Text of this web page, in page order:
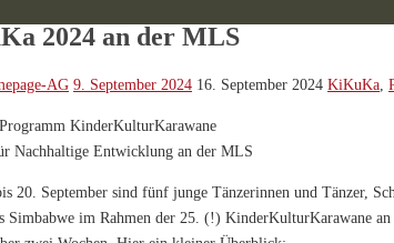
2024 an der MLS
AG 9. September 2024 16. September 2024 KiKuKa
KinderKulturKarawane
Nachhaltige Entwicklung an der MLS
20. September sind fünf junge Tänzerinnen und Tänzer,
Simbabwe im Rahmen der 25. (!) KinderKulturKarawane